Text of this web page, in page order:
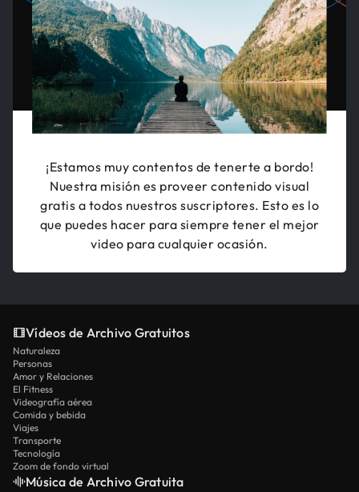
¡Estamos muy contentos de tenerte a bordo!
Nuestra misión es proveer contenido visual
gratis a todos nuestros suscriptores. Esto es lo
que puedes hacer para siempre tener el mejor
video para cualquier ocasión.
Vídeos de Archivo Gratuitos
Naturaleza
Personas
Amor y Relaciones
El Fitness
Videografía aérea
Comida y bebida
Viajes
Transporte
Tecnología
Zoom de fondo virtual
Música de Archivo Gratuita